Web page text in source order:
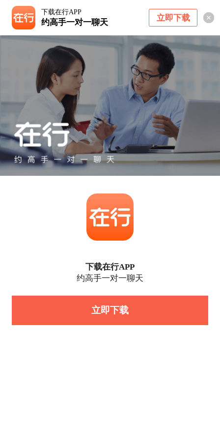
下载在行APP
约高手一对一聊天 立即下载
下载在行APP
约高手一对一聊天
立即下载